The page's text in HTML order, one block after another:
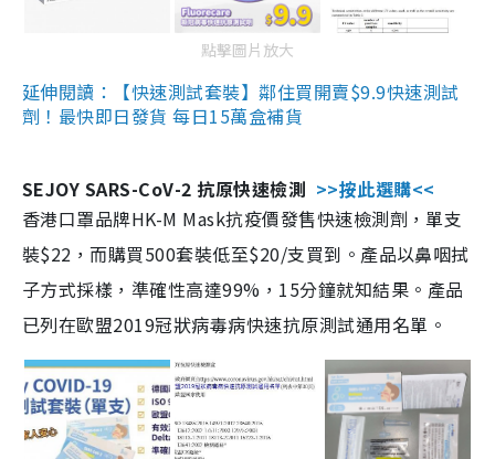
點擊圖片放大
延伸閱讀：【快速測試套裝】鄰住買開賣$9.9快速測試
劑！最快即日發貨 每日15萬盒補貨
SEJOY SARS-CoV-2 抗原快速檢測 >>按此選購<<
香港口罩品牌HK-M Mask抗疫價發售快速檢測劑，單支
裝$22，而購買500套裝低至$20/支買到。產品以鼻咽拭
子方式採樣，準確性高達99%，15分鐘就知結果。產品
已列在歐盟2019冠狀病毒病快速抗原測試通用名單。